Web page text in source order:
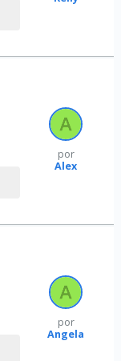
por
Alex
por
Angela